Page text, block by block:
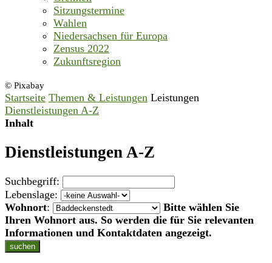
Sitzungstermine
Wahlen
Niedersachsen für Europa
Zensus 2022
Zukunftsregion
© Pixabay
Startseite Themen & Leistungen Leistungen
Dienstleistungen A-Z
Inhalt
Dienstleistungen A-Z
Suchbegriff:
Lebenslage:
Wohnort:
Bitte wählen Sie
Ihren Wohnort aus. So werden die für Sie relevanten
Informationen und Kontaktdaten angezeigt.
suchen